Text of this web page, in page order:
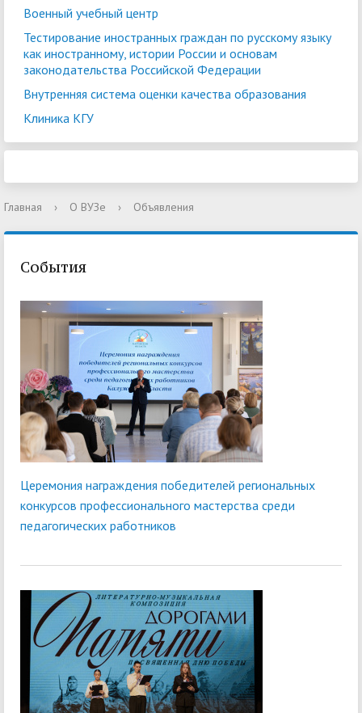
Военный учебный центр
Тестирование иностранных граждан по русскому языку
как иностранному, истории России и основам
законодательства Российской Федерации
Внутренняя система оценки качества образования
Клиника КГУ
Главная › О ВУЗе › Объявления
События
Церемония награждения победителей региональных
конкурсов профессионального мастерства среди
педагогических работников